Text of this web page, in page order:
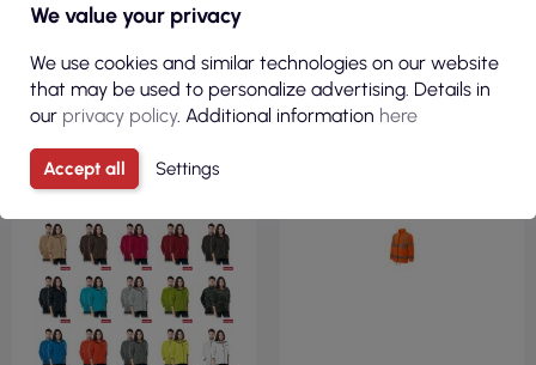
14,40 €
( 17,72 € Brutto )
Schützendes Fleece-
Sweatshirt Polar-Honey B
27,98 €
( 34,42 € Brutto )
We value your privacy
We use cookies and similar technologies on our website
that may be used to personalize advertising. Details in
our privacy policy. Additional information here
Accept all Settings